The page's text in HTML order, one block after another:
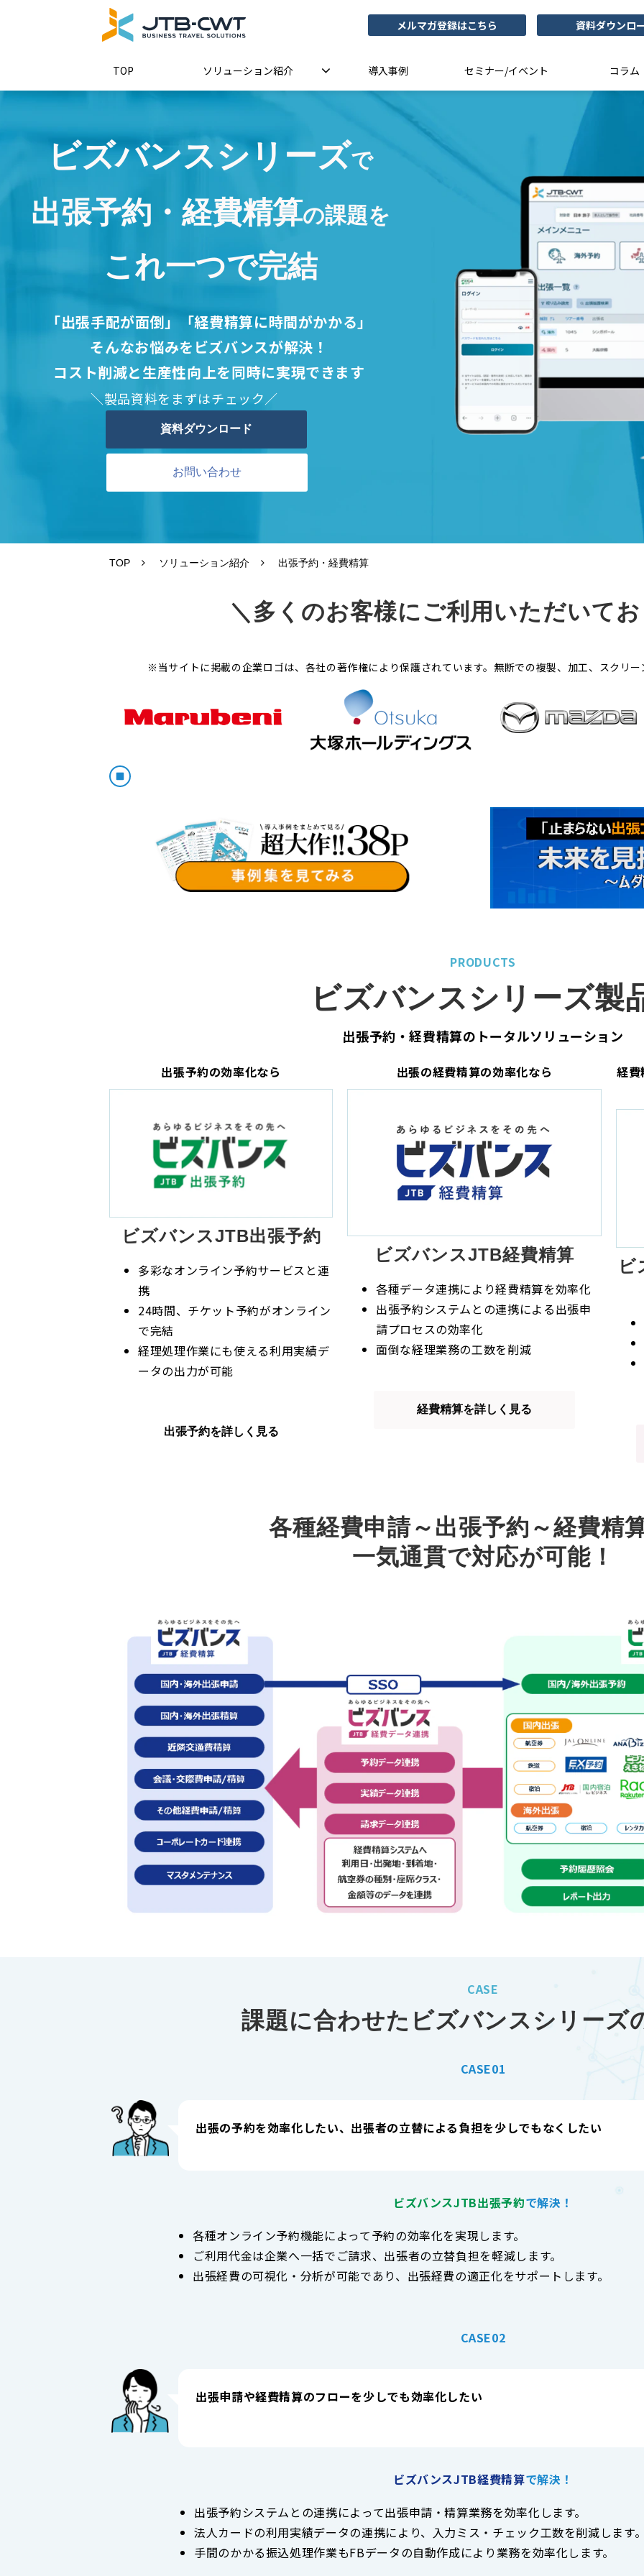
メルマガ登録はこちら 資料ダウンロ
TOP ソリューション紹介 導入事例 セミナー/イベント コラム
ビズバンスシリーズで
出張予約・経費精算の課題を
これ一つで完結
「出張手配が面倒」「経費精算に時間がかかる」
そんなお悩みをビズバンスが解決！
コスト削減と生産性向上を同時に実現できます
＼製品資料をまずはチェック／
資料ダウンロード
お問い合わせ
TOP ソリューション紹介 出張予約・経費精算
＼多くのお客様にご利用いただいて
※当サイトに掲載の企業ロゴは、各社の著作権により保護されています。無断での複製、加工、スクリ
PRODUCTS
ビズバンスシリーズ製
出張予約・経費精算のトータルソリューション
出張予約の効率化なら
ビズバンスJTB出張予約
多彩なオンライン予約サービスと連
携
24時間、チケット予約がオンライン
で完結
経理処理作業にも使える利用実績デ
ータの出力が可能
出張予約を詳しく見る
出張の経費精算の効率化なら
ビズバンスJTB経費精算
各種データ連携により経費精算を効率化
出張予約システムとの連携による出張申
請プロセスの効率化
面倒な経理業務の工数を削減
経費精算を詳しく見る
経
ビ
各種経費申請～出張予約～経費精
一気通貫で対応が可能！
CASE
課題に合わせたビズバンスシリーズ
CASE01
出張の予約を効率化したい、出張者の立替による負担を少しでもなくしたい
ビズバンスJTB出張予約で解決！
各種オンライン予約機能によって予約の効率化を実現します。
ご利用代金は企業へ一括でご請求、出張者の立替負担を軽減します。
出張経費の可視化・分析が可能であり、出張経費の適正化をサポートします。
CASE02
出張申請や経費精算のフローを少しでも効率化したい
ビズバンスJTB経費精算で解決！
出張予約システムとの連携によって出張申請・精算業務を効率化します。
法人カードの利用実績データの連携により、入力ミス・チェック工数を削減します
手間のかかる振込処理作業もFBデータの自動作成により業務を効率化します。